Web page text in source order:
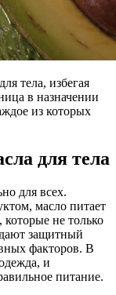
тела, избегая
в назначении
из которых
для тела
для всех.
масло питает
не только
защитный
факторов. В
и
питание.